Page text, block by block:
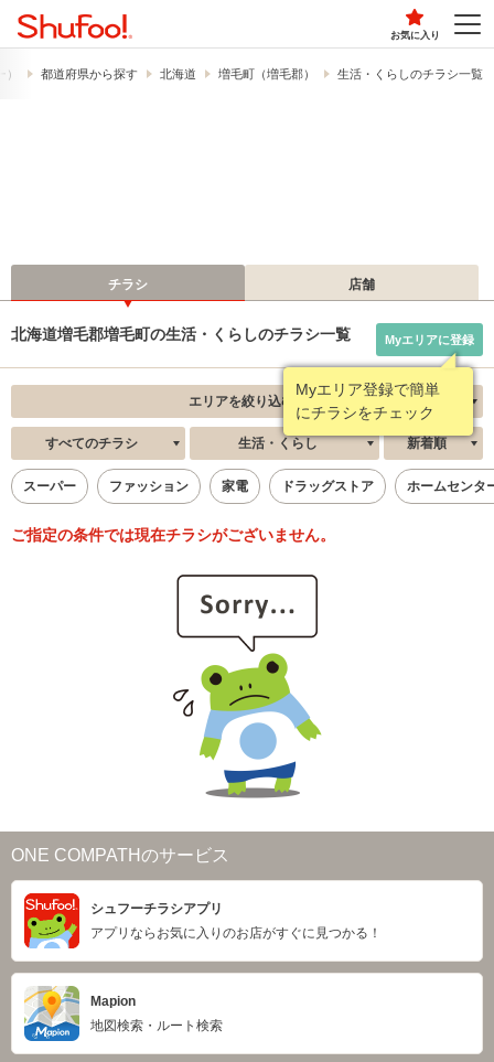
お気に入り
都道府県から探す 北海道 増毛町（増毛郡） 生活・くらしのチラシ一覧
チラシ 店舗
北海道増毛郡増毛町の生活・くらしのチラシ一覧
Myエリア登録で簡単
にチラシをチェック
Myエリアに登録
エリアを絞り込む
すべてのチラシ 生活・くらし 新着順
スーパー ファッション 家電 ドラッグストア ホームセンタ
ご指定の条件では現在チラシがございません。
ONE COMPATHのサービス
シュフーチラシアプリ
アプリならお気に入りのお店がすぐに見つかる！
Mapion
地図検索・ルート検索